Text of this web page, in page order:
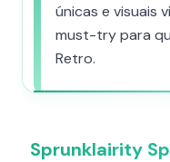
únicas e visuais
must-try para
Retro.
Sprunklairity